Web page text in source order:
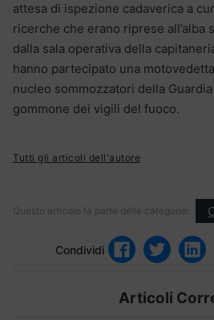
attesa di ispezione cadaverica a
ricerche che erano riprese all’alba
dalla sala operativa della
hanno partecipato una
nucleo sommozzatori della
gommone dei vigili del fuoco.
Tutti gli articoli dell'autore
Questo articolo fa parte delle categorie:
Condividi
Articoli